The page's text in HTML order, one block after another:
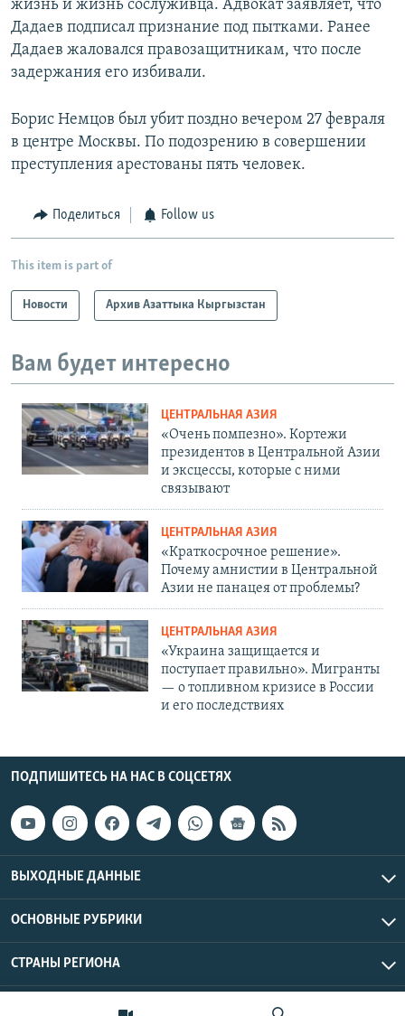
жизнь и жизнь сослуживца. Адвокат заявляет, что
Дадаев подписал признание под пытками. Ранее
Дадаев жаловался правозащитникам, что после
задержания его избивали.
Борис Немцов был убит поздно вечером 27 февраля
в центре Москвы. По подозрению в совершении
преступления арестованы пять человек.
Поделиться Follow us
This item is part of
Новости Архив Азаттыка Кыргызстан
Вам будет интересно
ЦЕНТРАЛЬНАЯ АЗИЯ
«Очень помпезно». Кортежи
президентов в Центральной Азии
и эксцессы, которые с ними
связывают
ЦЕНТРАЛЬНАЯ АЗИЯ
«Краткосрочное решение».
Почему амнистии в Центральной
Азии не панацея от проблемы?
ЦЕНТРАЛЬНАЯ АЗИЯ
«Украина защищается и
поступает правильно». Мигранты
— о топливном кризисе в России
и его последствиях
ПОДПИШИТЕСЬ НА НАС В СОЦСЕТЯХ
ВЫХОДНЫЕ ДАННЫЕ
ОСНОВНЫЕ РУБРИКИ
СТРАНЫ РЕГИОНА
Азаттык Азия © 2026 RFE/RL, Inc. | Все права защищены.